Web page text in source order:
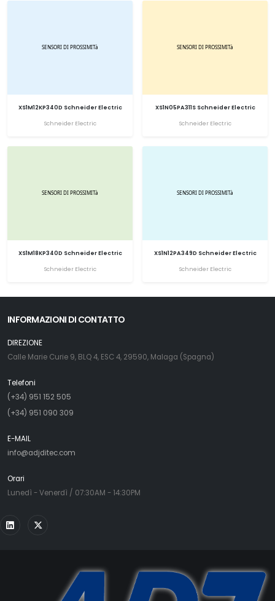
XS1M12KP340D Schneider Electric
Schneider Electric
XS1N05PA311S Schneider Electric
Schneider Electric
XS1M18KP340D Schneider Electric
Schneider Electric
XS1N12PA349D Schneider Electric
Schneider Electric
INFORMAZIONI DI CONTATTO
DIREZIONE
Calle Marie Curie 9, BLQ 4, ESC 4, 29590, Malaga (Spagna)
Telefoni
(+34) 951 152 505
(+34) 951 090 309
E-MAIL
info@adjditec.com
Orari
Lunedì - Venerdì / 07:30AM - 14:30PM